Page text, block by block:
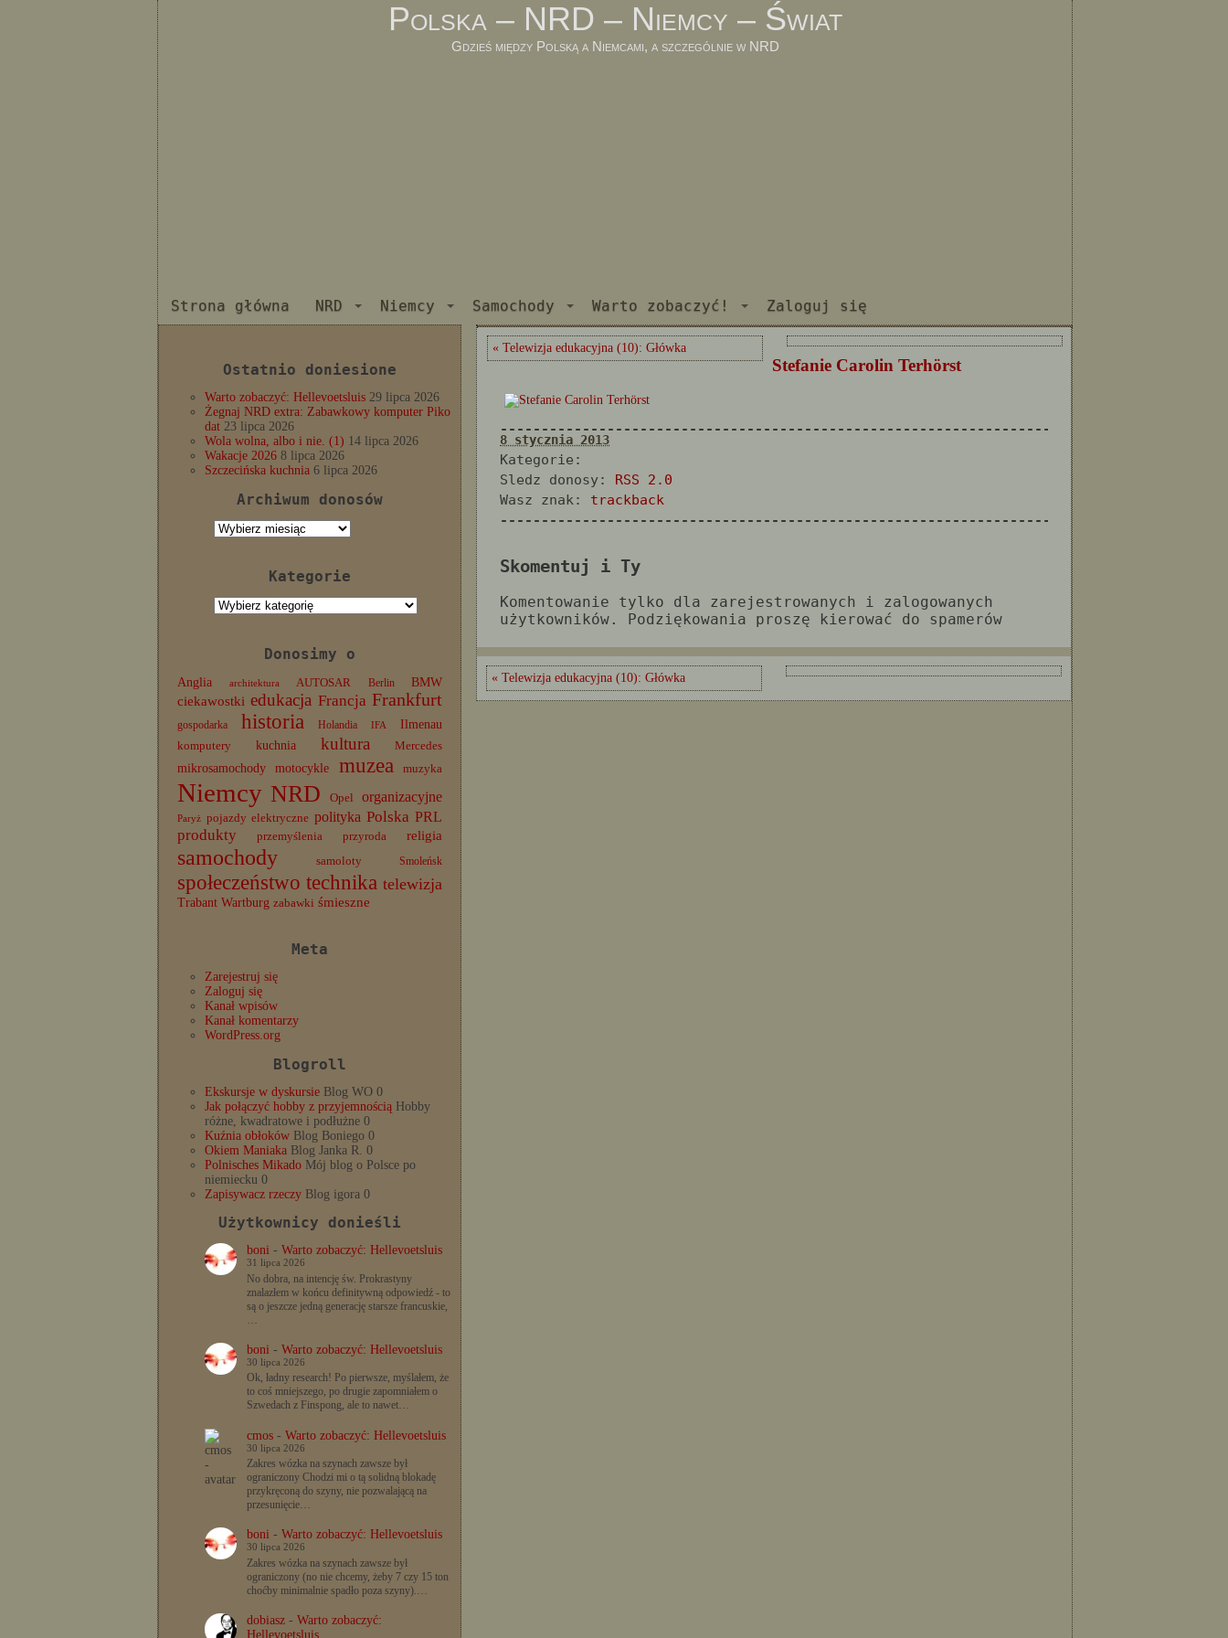
Polska – NRD – Niemcy – Świat
Gdzieś między Polską a Niemcami, a szczególnie w NRD
Strona główna NRD Niemcy Samochody Warto zobaczyć! Zaloguj się
Ostatnio doniesione
Warto zobaczyć: Hellevoetsluis 29 lipca 2026
Żegnaj NRD extra: Zabawkowy komputer Piko
dat 23 lipca 2026
Wola wolna, albo i nie. (1) 14 lipca 2026
Wakacje 2026 8 lipca 2026
Szczecińska kuchnia 6 lipca 2026
Archiwum donosów
Archiwum
Kategorie
Kategorie
Donosimy o
Anglia architektura AUTOSAR Berlin BMW
ciekawostki edukacja Francja Frankfurt
gospodarka historia Holandia IFA
Ilmenau
komputery
kuchnia kultura Mercedes
mikrosamochody motocykle muzea muzyka
Niemcy NRD Opel organizacyjne
Paryż pojazdy elektryczne polityka Polska PRL
produkty
przemyślenia przyroda religia
samochody samoloty Smoleńsk
społeczeństwo technika telewizja
Trabant Wartburg zabawki śmieszne
Meta
Zarejestruj się
Zaloguj się
Kanał wpisów
Kanał komentarzy
WordPress.org
Blogroll
Ekskursje w dyskursie Blog WO 0
Jak połączyć hobby z przyjemnością Hobby
różne, kwadratowe i podłużne 0
Kuźnia obłoków Blog Boniego 0
Okiem Maniaka Blog Janka R. 0
Polnisches Mikado Mój blog o Polsce po
niemiecku 0
Zapisywacz rzeczy Blog igora 0
Użytkownicy donieśli
boni- Warto zobaczyć: Hellevoetsluis
31 lipca 2026
No dobra, na intencję św. Prokrastyny
znalazłem w końcu definitywną odpowiedź - to
są o jeszcze jedną generację starsze francuskie,
…
boni- Warto zobaczyć: Hellevoetsluis
30 lipca 2026
Ok, ładny research! Po pierwsze, myślałem, że
to coś mniejszego, po drugie zapomniałem o
Szwedach z Finspong, ale to nawet…
cmos- Warto zobaczyć: Hellevoetsluis
30 lipca 2026
Zakres wózka na szynach zawsze był
ograniczony Chodzi mi o tą solidną blokadę
przykręconą do szyny, nie pozwalającą na
przesunięcie…
boni- Warto zobaczyć: Hellevoetsluis
30 lipca 2026
Zakres wózka na szynach zawsze był
ograniczony (no nie chcemy, żeby 7 czy 15 ton
choćby minimalnie spadło poza szyny).…
dobiasz- Warto zobaczyć:
Hellevoetsluis
« Telewizja edukacyjna (10): Główka
Stefanie Carolin Terhörst
8 stycznia 2013
Kategorie:
Sledz donosy: RSS 2.0
Wasz znak: trackback
Skomentuj i Ty
Komentowanie tylko dla zarejestrowanych i zalogowanych
użytkowników. Podziękowania proszę kierować do spamerów
« Telewizja edukacyjna (10): Główka